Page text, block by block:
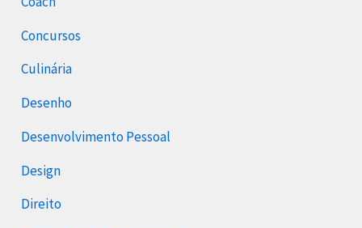
Concursos
Culinária
Desenho
Desenvolvimento Pessoal
Design
Direito